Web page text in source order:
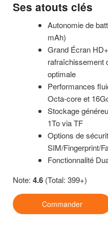
Ses atouts clés
Autonomie de
mAh)
Grand Écran
rafraîchissement
optimale
Performances
Octa-core et
Stockage
1To via TF
Options de
SIM/Fingerprint/
Fonctionnalité
Note: 4.6 (Total: 399+)
Commander